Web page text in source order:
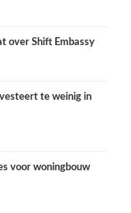
over Shift Embassy
te weinig in
voor woningbouw